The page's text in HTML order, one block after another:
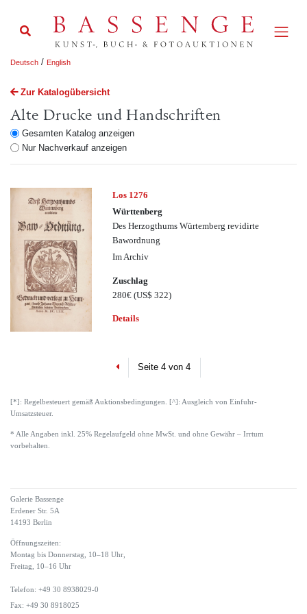
Deutsch / English
Zur Katalogübersicht
Alte Drucke und Handschriften
Gesamten Katalog anzeigen
Nur Nachverkauf anzeigen
Los 1276
Württenberg
Des Herzogthums Würtemberg revidirte
Bawordnung
Im Archiv
Zuschlag
280€(US$ 322)
Details
PreviousSeite 4 von 4
[*]: Regelbesteuert gemäß Auktionsbedingungen. [^]: Ausgleich von Einfuhr-
Umsatzsteuer.
* Alle Angaben inkl. 25% Regelaufgeld ohne MwSt. und ohne Gewähr – Irrtum
vorbehalten.
Galerie Bassenge
Erdener Str. 5A
14193 Berlin
Öffnungszeiten:
Montag bis Donnerstag, 10–18 Uhr,
Freitag, 10–16 Uhr
Telefon: +49 30 8938029-0
Fax: +49 30 8918025